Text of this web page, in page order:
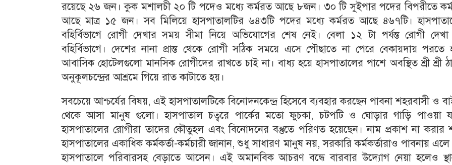
রয়েছে ২৬ জন। কুক মশালচী ২০ টি পদেও মধ্যে কর্মরত আছে ৮জন। ৩০ টি সুইপার পদের বিপরীতে
আছে মাত্র ১৫ জন। সব মিলিয়ে হাসপাতালটির ৬৪৩টি পদের মধ্যে কর্মরত আছে ৪৬৭টি।
বহির্বিভাগে রোগী দেখার সময় সীমা নিয়ে অভিযোগের শেষ নেই। বেলা ১২ টা পর্যন্ত রোগী
বহির্বিভাগে। দেশের নানা প্রান্ত থেকে রোগী সঠিক সময়ে এসে পৌছাতে না পেরে বেকায়দায় পরতে
আবাসিক হোটেলগুলো মানসিক রোগীদের রাখতে চাই না। বাধ্য হয়ে হাসপাতালের পাশে অবস্থিত শ্রী শ্রী
অনুকূলচন্দ্রের আশ্রমে গিয়ে রাত কাটাতে হয়।
সবচেয়ে আশ্চর্যের বিষয়, এই হাসপাতালটিকে বিনোদনকেন্দ্র হিসেবে ব্যবহার করছেন পাবনা শহরবাসী ও
থেকে আসা মানুষ গুলো। হাসপাতাল চত্বরে পার্কের মতো ফুচকা, চটপটি ও ঘোড়ার গাড়ি পাওয়া
হাসপাতালের রোগীরা তাদের কৌতুহল এবং বিনোদনের বস্তুতে পরিণত হয়েছেন। নাম প্রকাশ না করার
হাসপাতালের একাধিক কর্মকর্তা-কর্মচারী জানান, শুধু সাধারণ মানুষ নয়, সরকারি কর্মকর্তারাও পাবনায়
হাসপাতালে পরিবারসহ বেড়াতে আসেন। এই অমানবিক আচরণ বন্ধে বারবার উদ্যোগ নেয়া হলেও